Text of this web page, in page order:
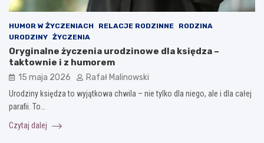
HUMOR W ŻYCZENIACH RELACJE RODZINNE
RODZINA
URODZINY ŻYCZENIA
Oryginalne życzenia urodzinowe dla księdza –
taktownie i z humorem
15 maja 2026 Rafał Malinowski
Urodziny księdza to wyjątkowa chwila – nie tylko dla niego, ale i dla całej
parafii. To…
Czytaj dalej